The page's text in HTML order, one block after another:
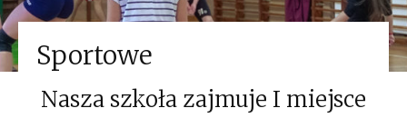
Sportowe
Nasza szkoła zajmuje I miejsce